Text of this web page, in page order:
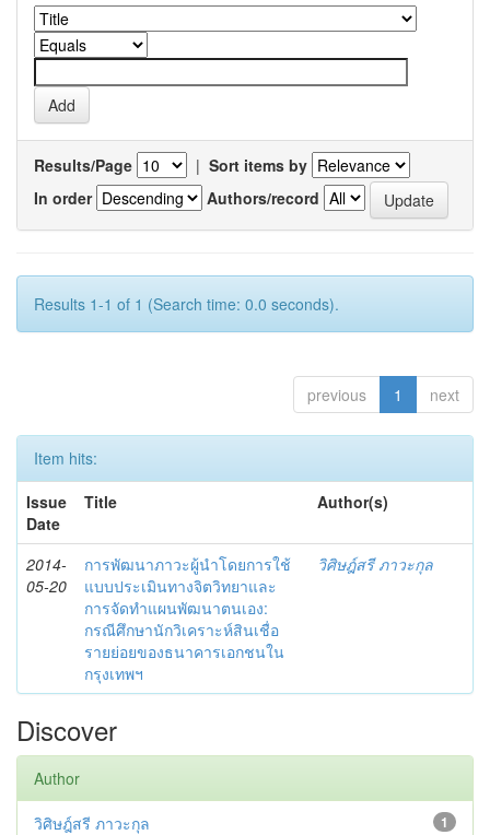
Results/Page | Sort items by
In order
Authors/record
Results 1-1 of 1 (Search time: 0.0 seconds).
previous 1 next
Item hits:
Issue
Date
Title Author(s)
2014-
05-20
การพัฒนาภาวะผู้นำโดยการใช้
แบบประเมินทางจิตวิทยาและ
การจัดทำแผนพัฒนาตนเอง:
กรณีศึกษานักวิเคราะห์สินเชื่อ
รายย่อยของธนาคารเอกชนใน
กรุงเทพฯ
วิศิษฎ์สรี ภาวะกุล
Discover
Author
1
วิศิษฎ์สรี ภาวะกุล